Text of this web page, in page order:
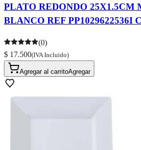
PLATO REDONDO 25X1.5CM
BLANCO REF PP1029622536I
(0)
$ 17.500(IVA Incluido)
Agregar al carritoAgregar